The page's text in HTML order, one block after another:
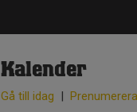
Kalender
Gå till idag | Prenumerera